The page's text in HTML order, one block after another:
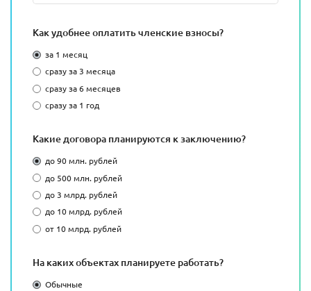
Как удобнее оплатить членские взносы?
за 1 месяц
сразу за 3 месяца
сразу за 6 месяцев
сразу за 1 год
Какие договора планируются к заключению?
до 90 млн. рублей
до 500 млн. рублей
до 3 млрд. рублей
до 10 млрд. рублей
от 10 млрд. рублей
На каких объектах планируете работать?
Обычные